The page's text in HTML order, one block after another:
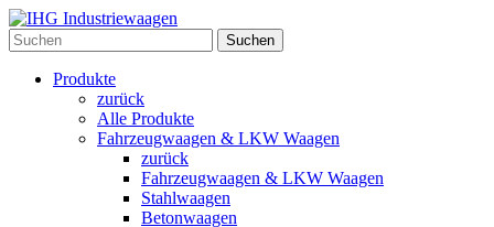
Suchen
Produkte
zurück
Alle Produkte
Fahrzeugwaagen & LKW Waagen
zurück
Fahrzeugwaagen & LKW Waagen
Stahlwaagen
Betonwaagen